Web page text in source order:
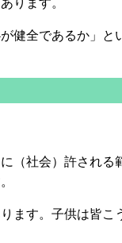
健全であるか」と
（社会）許される
ます。子供は皆こ